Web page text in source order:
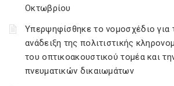
Οκτωβρίου
Υπερψηφίσθηκε το νομοσχέδιο για
ανάδειξη της πολιτιστικής
του οπτικοακουστικού τομέα και
πνευματικών δικαιωμάτων